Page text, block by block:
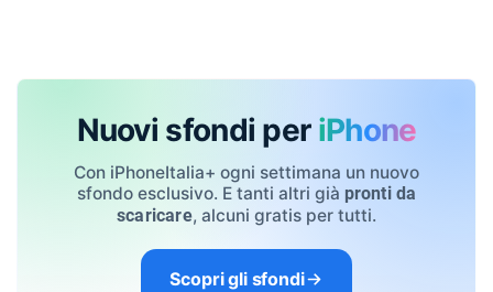
Nuovi sfondi per iPhone
Con iPhoneItalia+ ogni settimana un nuovo
sfondo esclusivo. E tanti altri già pronti da
scaricare, alcuni gratis per tutti.
Scopri gli sfondi